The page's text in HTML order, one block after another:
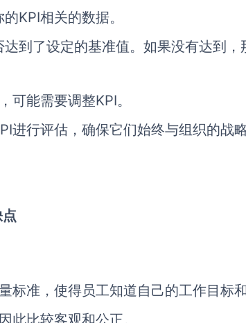
KPI相关的数据。
达到了设定的基准值。如果没有达到
可能需要调整KPI。
进行评估，确保它们始终与组织的战
标准，使得员工知道自己的工作目标和
此比较客观和公正。